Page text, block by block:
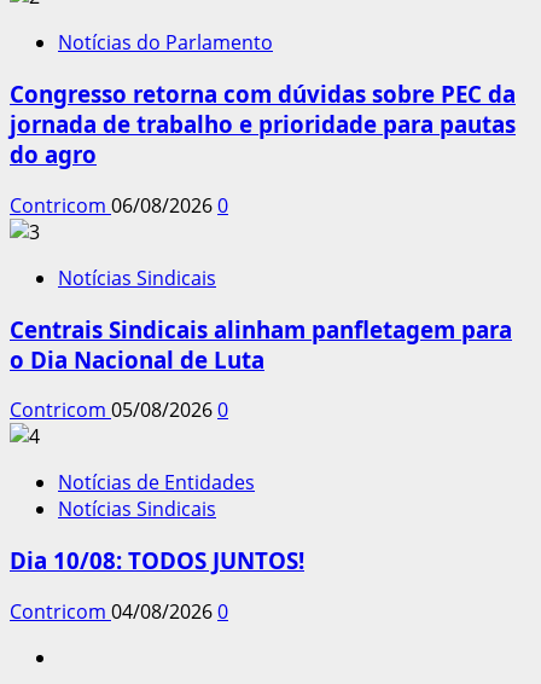
Notícias do Parlamento
Congresso retorna com dúvidas sobre PEC da
jornada de trabalho e prioridade para pautas
do agro
Contricom 06/08/20260
Notícias Sindicais
Centrais Sindicais alinham panfletagem para
o Dia Nacional de Luta
Contricom 05/08/20260
Notícias de Entidades
Notícias Sindicais
Dia 10/08: TODOS JUNTOS!
Contricom 04/08/20260